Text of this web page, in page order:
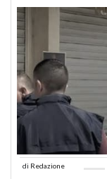
di Redazione